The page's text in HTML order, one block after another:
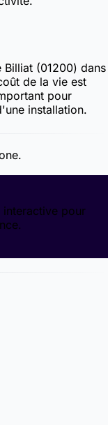
(01200) dans
de la vie est
pour
installation.
pour